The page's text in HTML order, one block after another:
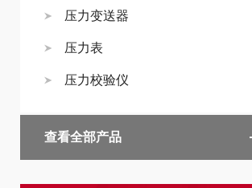
压力变送器
压力表
压力校验仪
查看全部产品